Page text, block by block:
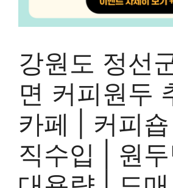
강원도 정선
면 커피원두
카페 | 커피
직수입 | 원두